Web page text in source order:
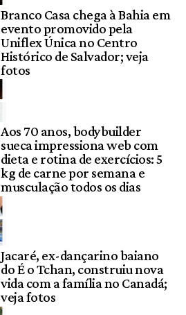
Branco Casa chega à Bahia em
evento promovido pela
Uniflex Única no Centro
Histórico de Salvador; veja
fotos
Aos 70 anos, bodybuilder
sueca impressiona web com
dieta e rotina de exercícios: 5
kg de carne por semana e
musculação todos os dias
Jacaré, ex-dançarino baiano
do É o Tchan, construiu nova
vida com a família no Canadá;
veja fotos